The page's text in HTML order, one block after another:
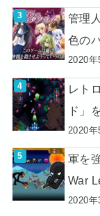
管理
色の
2020
レト
ド」
2020
軍を
War
2020